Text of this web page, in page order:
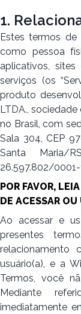
1.
Estes termos de
como pessoa
aplicativos,
serviços (os
produto
LTDA.,
no Brasil, com
Sala 304, CEP
Santa
26.597.802/0001-
POR FAVOR,
DE ACESSAR
Ao acessar e
presentes
relacionamento
usuário(a), e a
Termos, você
Mediante
imediatamente